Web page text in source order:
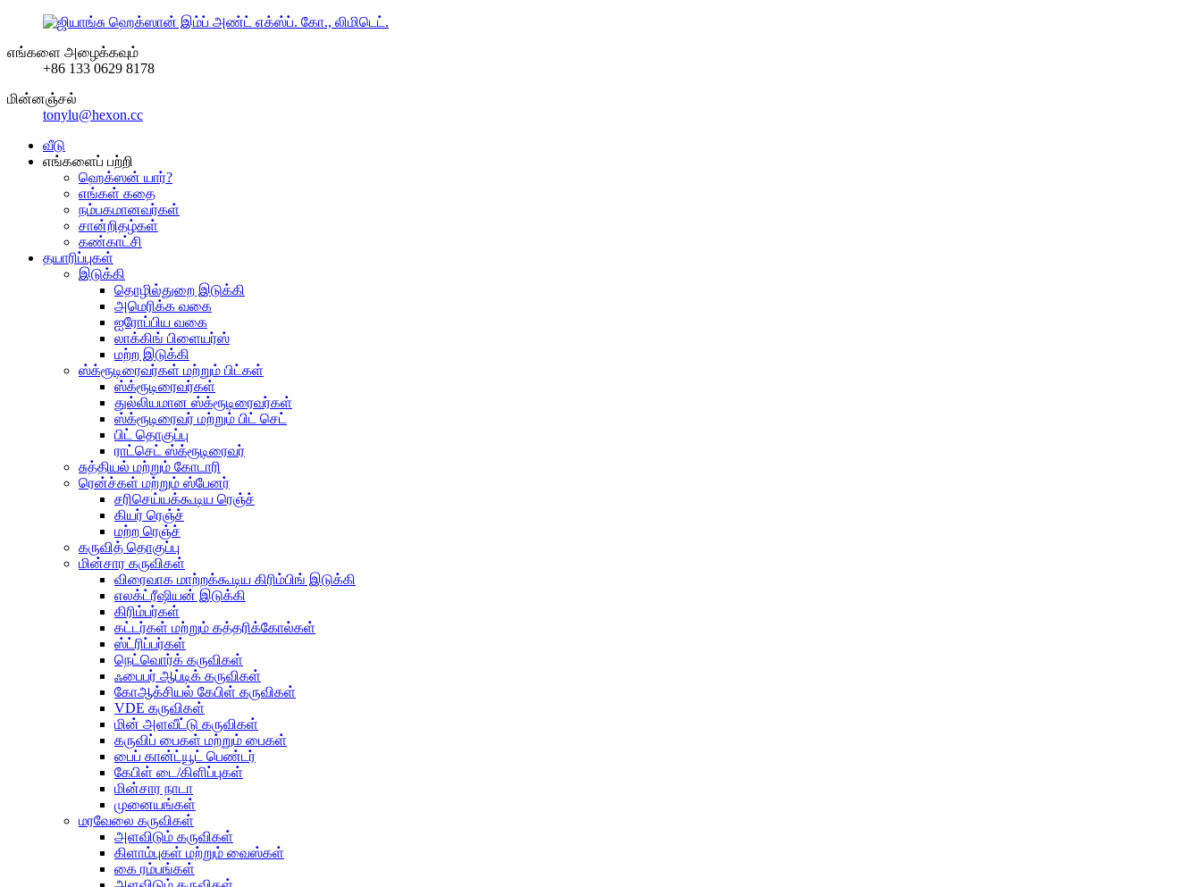
எங்களை அழைக்கவும்
+86 133 0629 8178
மின்னஞ்சல்
tonylu@hexon.cc
வீடு
எங்களைப் பற்றி
ஹெக்ஸன் யார்?
எங்கள் கதை
நம்பகமானவர்கள்
சான்றிதழ்கள்
கண்காட்சி
தயாரிப்புகள்
இடுக்கி
தொழில்துறை இடுக்கி
அமெரிக்க வகை
ஐரோப்பிய வகை
லாக்கிங் பிளையர்ஸ்
மற்ற இடுக்கி
ஸ்க்ரூடிரைவர்கள் மற்றும் பிட்கள்
ஸ்க்ரூடிரைவர்கள்
துல்லியமான ஸ்க்ரூடிரைவர்கள்
ஸ்க்ரூடிரைவர் மற்றும் பிட் செட்
பிட் தொகுப்பு
ராட்செட் ஸ்க்ரூடிரைவர்
சுத்தியல் மற்றும் கோடாரி
ரென்ச்கள் மற்றும் ஸ்பேனர்
சரிசெய்யக்கூடிய ரெஞ்ச்
கியர் ரெஞ்ச்
மற்ற ரெஞ்ச்
கருவித் தொகுப்பு
மின்சார கருவிகள்
விரைவாக மாற்றக்கூடிய கிரிம்பிங் இடுக்கி
எலக்ட்ரீஷியன் இடுக்கி
கிரிம்பர்கள்
கட்டர்கள் மற்றும் கத்தரிக்கோல்கள்
ஸ்ட்ரிப்பர்கள்
நெட்வொர்க் கருவிகள்
ஃபைபர் ஆப்டிக் கருவிகள்
கோஆக்சியல் கேபிள் கருவிகள்
VDE கருவிகள்
மின் அளவீட்டு கருவிகள்
கருவிப் பைகள் மற்றும் பைகள்
பைப் கான்ட்யூட் பெண்டர்
கேபிள் டை/கிளிப்புகள்
மின்சார நாடா
முனையங்கள்
மரவேலை கருவிகள்
அளவிடும் கருவிகள்
கிளாம்புகள் மற்றும் வைஸ்கள்
கை ரம்பங்கள்